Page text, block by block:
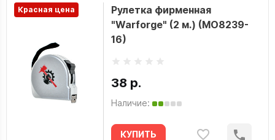
Красная цена
Рулетка фирменная
"Warforge" (2 м.) (MO8239-
16)
38 р.
Наличие:
КУПИТЬ